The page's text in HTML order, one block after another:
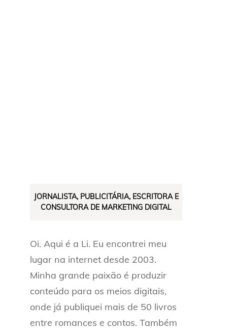
JORNALISTA, PUBLICITÁRIA, ESCRITORA E
CONSULTORA DE MARKETING DIGITAL
Oi. Aqui é a Li. Eu encontrei meu
lugar na internet desde 2003.
Minha grande paixão é produzir
conteúdo para os meios digitais,
onde já publiquei mais de 50 livros
entre romances e contos. Também